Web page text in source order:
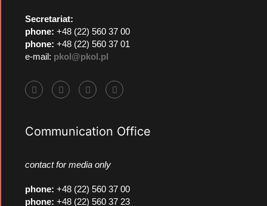
Secretariat:
phone: +48 (22) 560 37 00
phone: +48 (22) 560 37 01
e-mail: pkol@pkol.pl
Communication Office
contact for media only
phone: +48 (22) 560 37 00
phone: +48 (22) 560 37 23